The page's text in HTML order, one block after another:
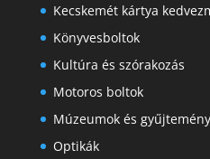
Kecskemét kártya
Könyvesboltok
Kultúra és szórakozás
Motoros boltok
Múzeumok és
Optikák